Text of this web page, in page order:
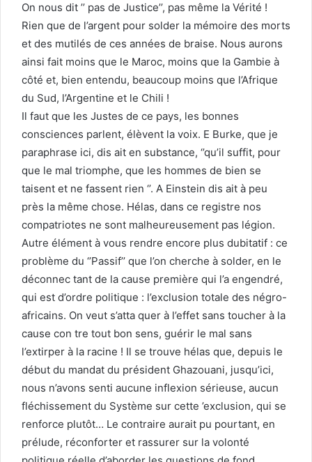
On nous dit ’’ pas de Justice’’, pas même la Vérité !
Rien que de l’argent pour solder la mémoire des morts
et des mutilés de ces années de braise. Nous aurons
ainsi fait moins que le Maroc, moins que la Gambie à
côté et, bien entendu, beaucoup moins que l’Afrique
du Sud, l’Argentine et le Chili !
Il faut que les Justes de ce pays, les bonnes
consciences parlent, élèvent la voix. E Burke, que je
paraphrase ici, dis ait en substance, ‘’qu’il suffit, pour
que le mal triomphe, que les hommes de bien se
taisent et ne fassent rien ‘’. A Einstein dis ait à peu
près la même chose. Hélas, dans ce registre nos
compatriotes ne sont malheureusement pas légion.
Autre élément à vous rendre encore plus dubitatif : ce
problème du ‘’Passif’’ que l’on cherche à solder, en le
déconnec tant de la cause première qui l’a engendré,
qui est d’ordre politique : l’exclusion totale des négro-
africains. On veut s’atta quer à l’effet sans toucher à la
cause con tre tout bon sens, guérir le mal sans
l’extirper à la racine ! Il se trouve hélas que, depuis le
début du mandat du président Ghazouani, jusqu’ici,
nous n’avons senti aucune inflexion sérieuse, aucun
fléchissement du Système sur cette ’exclusion, qui se
renforce plutôt… Le contraire aurait pu pourtant, en
prélude, réconforter et rassurer sur la volonté